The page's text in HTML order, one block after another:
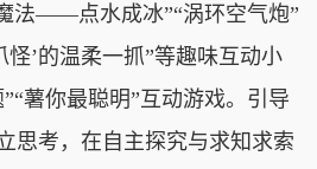
法——点水成冰”“涡环空气炮”
怪’的温柔一抓”等趣味互动小
薯你最聪明”互动游戏。引导
思考，在自主探究与求知求索